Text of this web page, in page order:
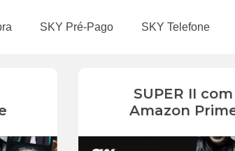
SKY Pré-Pago SKY Telefone
SUPER II com
Amazon